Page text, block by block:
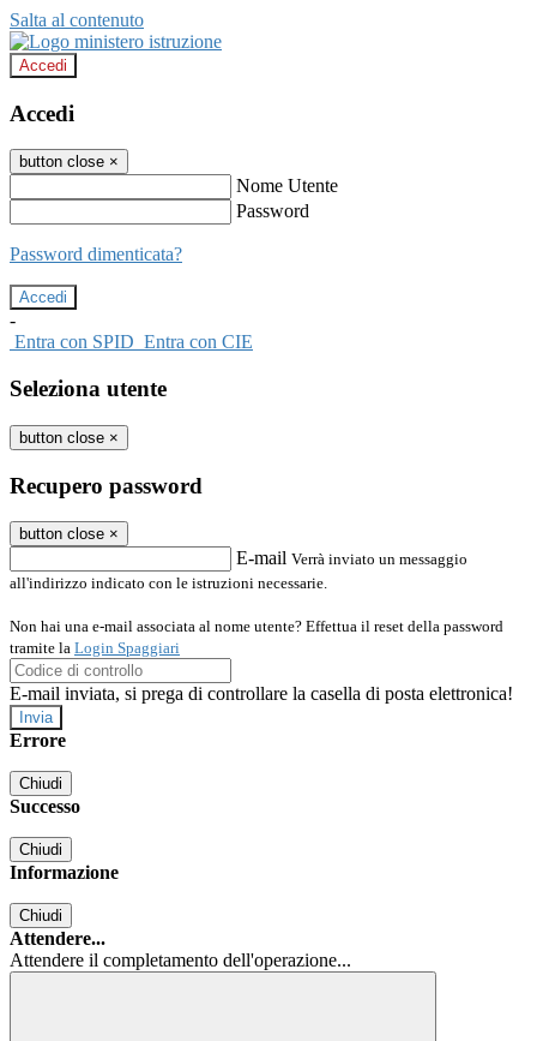
Salta al contenuto
Accedi
Accedi
button close ×
Nome Utente
Password
Password dimenticata?
-
Entra con SPID Entra con CIE
Seleziona utente
button close ×
Recupero password
button close ×
E-mail Verrà inviato un messaggio
all'indirizzo indicato con le istruzioni necessarie.
Non hai una e-mail associata al nome utente? Effettua il reset della password
tramite la Login Spaggiari
E-mail inviata, si prega di controllare la casella di posta elettronica!
Errore
Chiudi
Successo
Chiudi
Informazione
Chiudi
Attendere...
Attendere il completamento dell'operazione...